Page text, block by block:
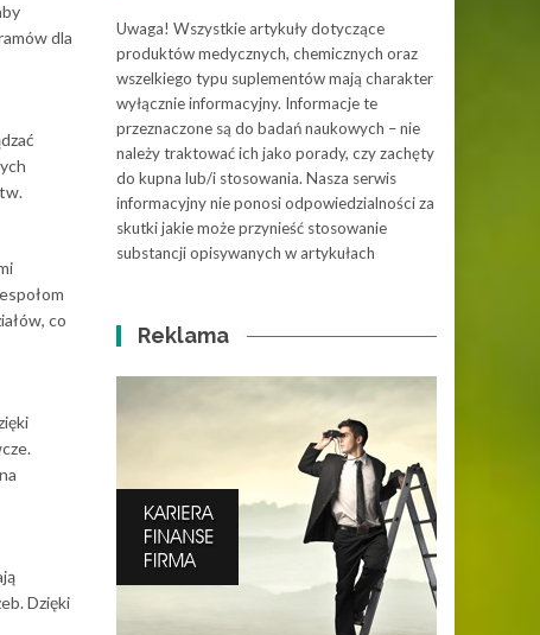
dla
co
Dzięki
Uwaga! Wszystkie artykuły dotyczące
produktów medycznych, chemicznych oraz
wszelkiego typu suplementów mają charakter
wyłącznie informacyjny. Informacje te
przeznaczone są do badań naukowych – nie
należy traktować ich jako porady, czy zachęty
do kupna lub/i stosowania. Nasza serwis
informacyjny nie ponosi odpowiedzialności za
skutki jakie może przynieść stosowanie
substancji opisywanych w artykułach
Reklama